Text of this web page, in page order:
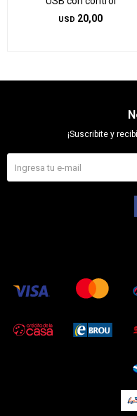
USD 20,00
¡Suscribite y